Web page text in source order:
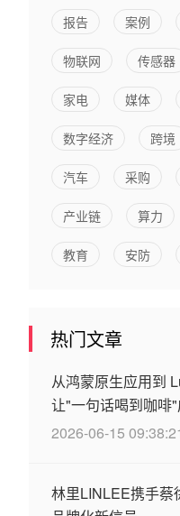
报告 案例
物联网 传感器
家电 媒体
数字经济 跨境
汽车 采购
产业链 算力
教育 安防
热门文章
从鸿蒙原生应用到
让"一句话喝到咖啡
2026-06-15
林里LINLEE携手蔡